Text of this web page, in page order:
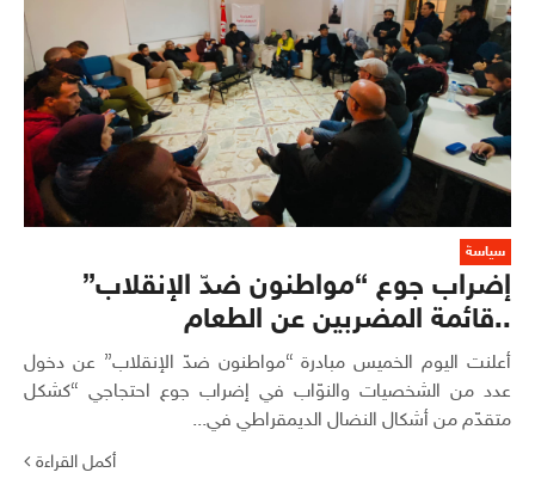
سياسة
إضراب جوع “مواطنون ضدّ الإنقلاب”
..قائمة المضربين عن الطعام
أعلنت اليوم الخميس مبادرة “مواطنون ضدّ الإنقلاب” عن دخول
عدد من الشخصيات والنوّاب في إضراب جوع احتجاجي “كشكل
متقدّم من أشكال النضال الديمقراطي في...
أكمل القراءة